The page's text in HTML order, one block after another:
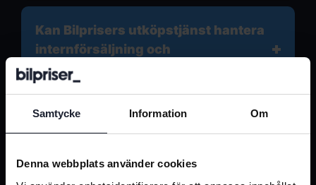
Samtycke Information Om
Denna webbplats använder cookies
Kan Bilprisers utköpstjänst hantera
internförsäljning och
företagsuppköp?
Erbjuder Bilpriser finansiering och